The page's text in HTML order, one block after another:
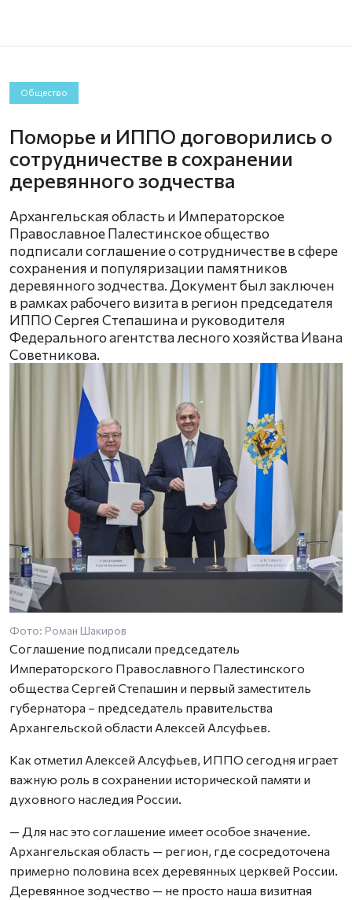
Общество
Поморье и ИППО договорились о
сотрудничестве в сохранении
деревянного зодчества
Архангельская область и Императорское
Православное Палестинское общество
подписали соглашение о сотрудничестве в сфере
сохранения и популяризации памятников
деревянного зодчества. Документ был заключен
в рамках рабочего визита в регион председателя
ИППО Сергея Степашина и руководителя
Федерального агентства лесного хозяйства Ивана
Советникова.
Фото: Роман Шакиров
Соглашение подписали председатель
Императорского Православного Палестинского
общества Сергей Степашин и первый заместитель
губернатора – председатель правительства
Архангельской области Алексей Алсуфьев.
Как отметил Алексей Алсуфьев, ИППО сегодня играет
важную роль в сохранении исторической памяти и
духовного наследия России.
— Для нас это соглашение имеет особое значение.
Архангельская область — регион, где сосредоточена
примерно половина всех деревянных церквей России.
Деревянное зодчество — не просто наша визитная